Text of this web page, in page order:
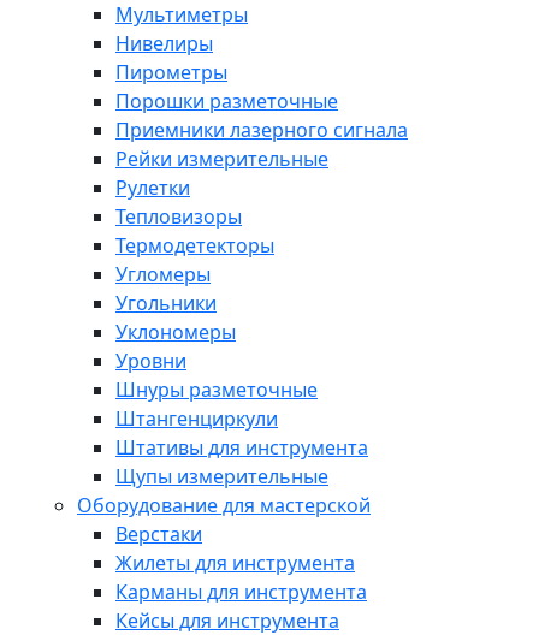
Мультиметры
Нивелиры
Пирометры
Порошки разметочные
Приемники лазерного сигнала
Рейки измерительные
Рулетки
Тепловизоры
Термодетекторы
Угломеры
Угольники
Уклономеры
Уровни
Шнуры разметочные
Штангенциркули
Штативы для инструмента
Щупы измерительные
Оборудование для мастерской
Верстаки
Жилеты для инструмента
Карманы для инструмента
Кейсы для инструмента